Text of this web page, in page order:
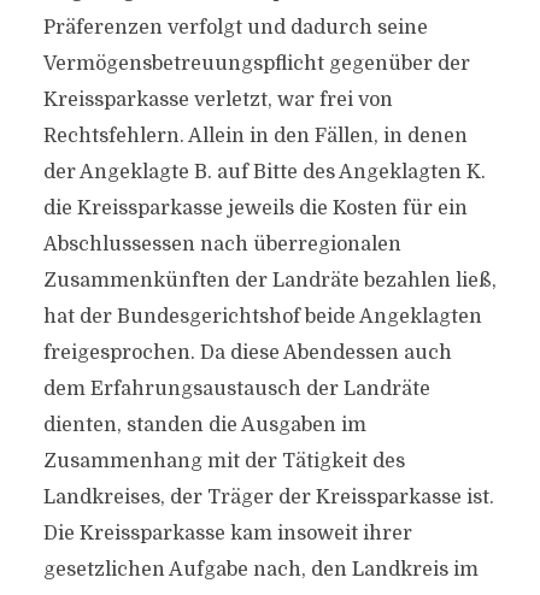
Präferenzen verfolgt und dadurch seine
Vermögensbetreuungspflicht gegenüber der
Kreissparkasse verletzt, war frei von
Rechtsfehlern. Allein in den Fällen, in denen
der Angeklagte B. auf Bitte des Angeklagten K.
die Kreissparkasse jeweils die Kosten für ein
Abschlussessen nach überregionalen
Zusammenkünften der Landräte bezahlen ließ,
hat der Bundesgerichtshof beide Angeklagten
freigesprochen. Da diese Abendessen auch
dem Erfahrungsaustausch der Landräte
dienten, standen die Ausgaben im
Zusammenhang mit der Tätigkeit des
Landkreises, der Träger der Kreissparkasse ist.
Die Kreissparkasse kam insoweit ihrer
gesetzlichen Aufgabe nach, den Landkreis im